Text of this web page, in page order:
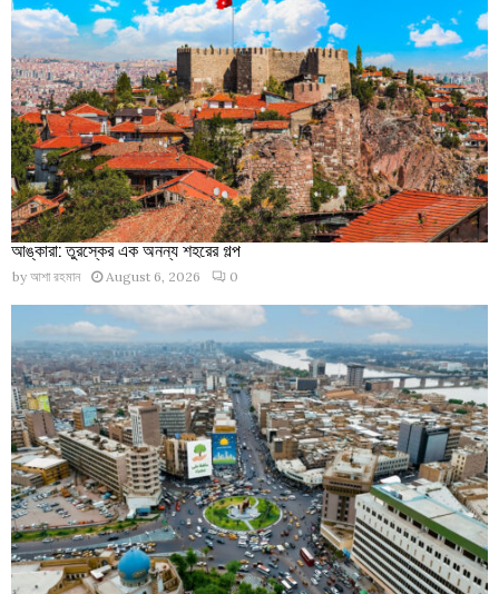
আঙ্কারা: তুরস্কের এক অনন্য শহরের গল্প
by আশা রহমান August 6, 2026 0